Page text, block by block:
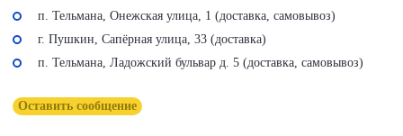
п. Тельмана, Онежская улица, 1 (доставка, самовывоз)
г. Пушкин, Сапёрная улица, 33 (доставка)
п. Тельмана, Ладожский бульвар д. 5 (доставка, самовывоз)
Оставить сообщение